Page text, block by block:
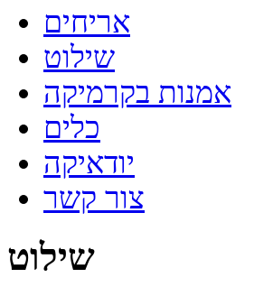
אריחים
שילוט
אמנות בקרמיקה
כלים
יודאיקה
צור קשר
שילוט